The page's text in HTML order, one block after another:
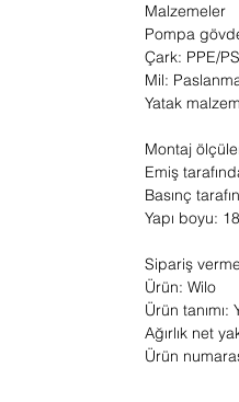
Malzemeler
Pompa
Çark: PPE/
Mil:
Yatak
Montaj
Emiş
Basınç
Yapı boyu:
Sipariş
Ürün: Wilo
Ürün
Ağırlık net
Ürün